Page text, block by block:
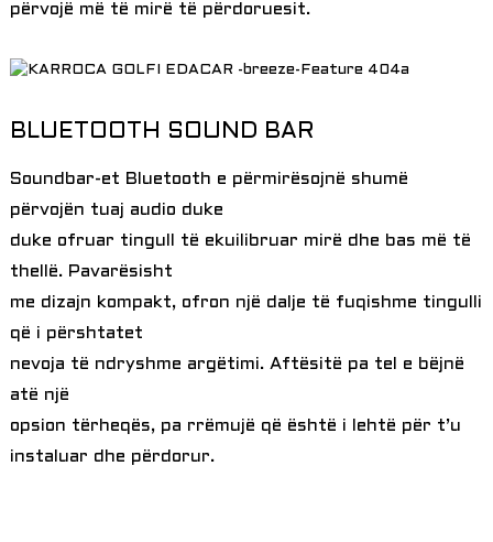
përvojë më të mirë të përdoruesit.
BLUETOOTH SOUND BAR
Soundbar-et Bluetooth e përmirësojnë shumë
përvojën tuaj audio duke
duke ofruar tingull të ekuilibruar mirë dhe bas më të
thellë. Pavarësisht
me dizajn kompakt, ofron një dalje të fuqishme tingulli
që i përshtatet
nevoja të ndryshme argëtimi. Aftësitë pa tel e bëjnë
atë një
opsion tërheqës, pa rrëmujë që është i lehtë për t’u
instaluar dhe përdorur.